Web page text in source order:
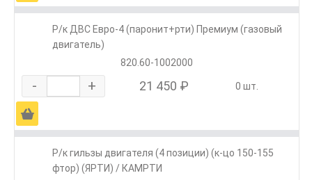
Р/к ДВС Евро-4 (паронит+рти) Премиум (газовый
двигатель)
820.60-1002000
- + 21 450 ₽ 0 шт.
Ä
Р/к гильзы двигателя (4 позиции) (к-цо 150-155
фтор) (ЯРТИ) / КАМРТИ